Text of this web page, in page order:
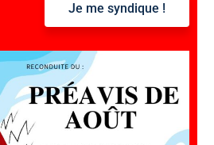
Je me syndique !